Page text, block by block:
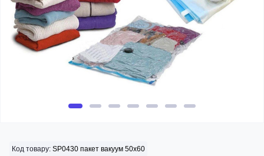
Код товару: SP0430 пакет вакуум 50х60